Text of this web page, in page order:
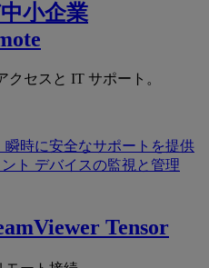
小企業
セスと IT サポート。
瞬時に安全なサポートを提供
ト デバイスの監視と管理
Tensor